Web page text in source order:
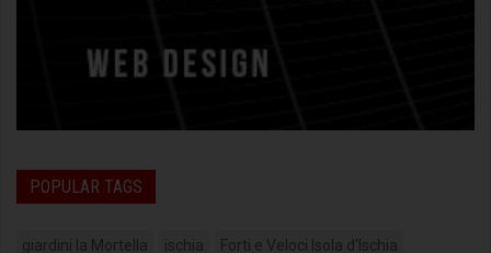
POPULAR TAGS
giardini la Mortella ischia Forti e Veloci Isola d'Ischia